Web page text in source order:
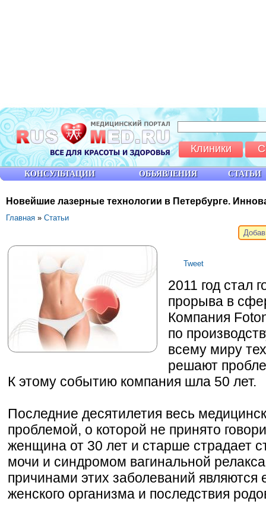
Новейшие лазерные технологии в Петербурге.
Главная » Статьи
Tweet
2011 год стал
прорыва в
Компания
по
всему миру
решают
К этому событию компания шла 50 лет.
Последние десятилетия весь
проблемой, о которой не принято
женщина от 30 лет и старше страдает
мочи и синдромом вагинальной
причинами этих заболеваний являются
женского организма и последствия
КОНСУЛЬТАЦИИ ОБЪЯВЛЕНИЯ СТАТЬИ
Клиники